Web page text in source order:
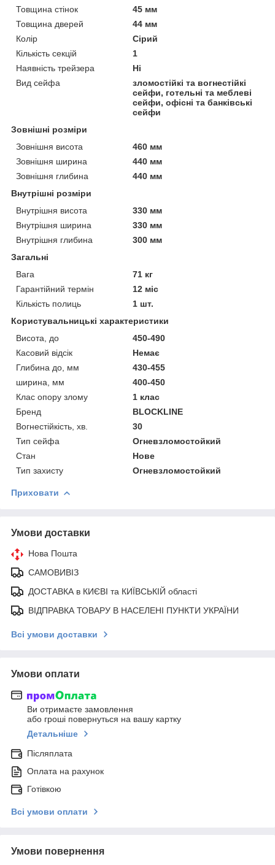
Товщина стінок
45 мм
Товщина дверей
44 мм
Колір
Сірий
Кількість секцій
1
Наявність трейзера
Ні
Вид сейфа
зломостійкі та вогнестійкі
сейфи, готельні та меблеві
сейфи, офісні та банківські
сейфи
Зовнішні розміри
Зовнішня висота
460 мм
Зовнішня ширина
440 мм
Зовнішня глибина
440 мм
Внутрішні розміри
Внутрішня висота
330 мм
Внутрішня ширина
330 мм
Внутрішня глибина
300 мм
Загальні
Вага
71 кг
Гарантійний термін
12 міс
Кількість полиць
1 шт.
Користувальницькі характеристики
Висота, до
450-490
Касовий відсік
Немає
Глибина до, мм
430-455
ширина, мм
400-450
Клас опору злому
1 клас
Бренд
BLOCKLINE
Вогнестійкість, хв.
30
Тип сейфа
Огневзломостойкий
Стан
Нове
Тип захисту
Огневзломостойкий
Приховати
Умови доставки
Нова Пошта
САМОВИВІЗ
ДОСТАВКА в КИЄВІ та КИЇВСЬКІЙ області
ВІДПРАВКА ТОВАРУ В НАСЕЛЕНІ ПУНКТИ УКРАЇНИ
Всі умови доставки
Умови оплати
Ви отримаєте замовлення
або гроші повернуться на вашу картку
Детальніше
Післяплата
Оплата на рахунок
Готівкою
Всі умови оплати
Умови повернення